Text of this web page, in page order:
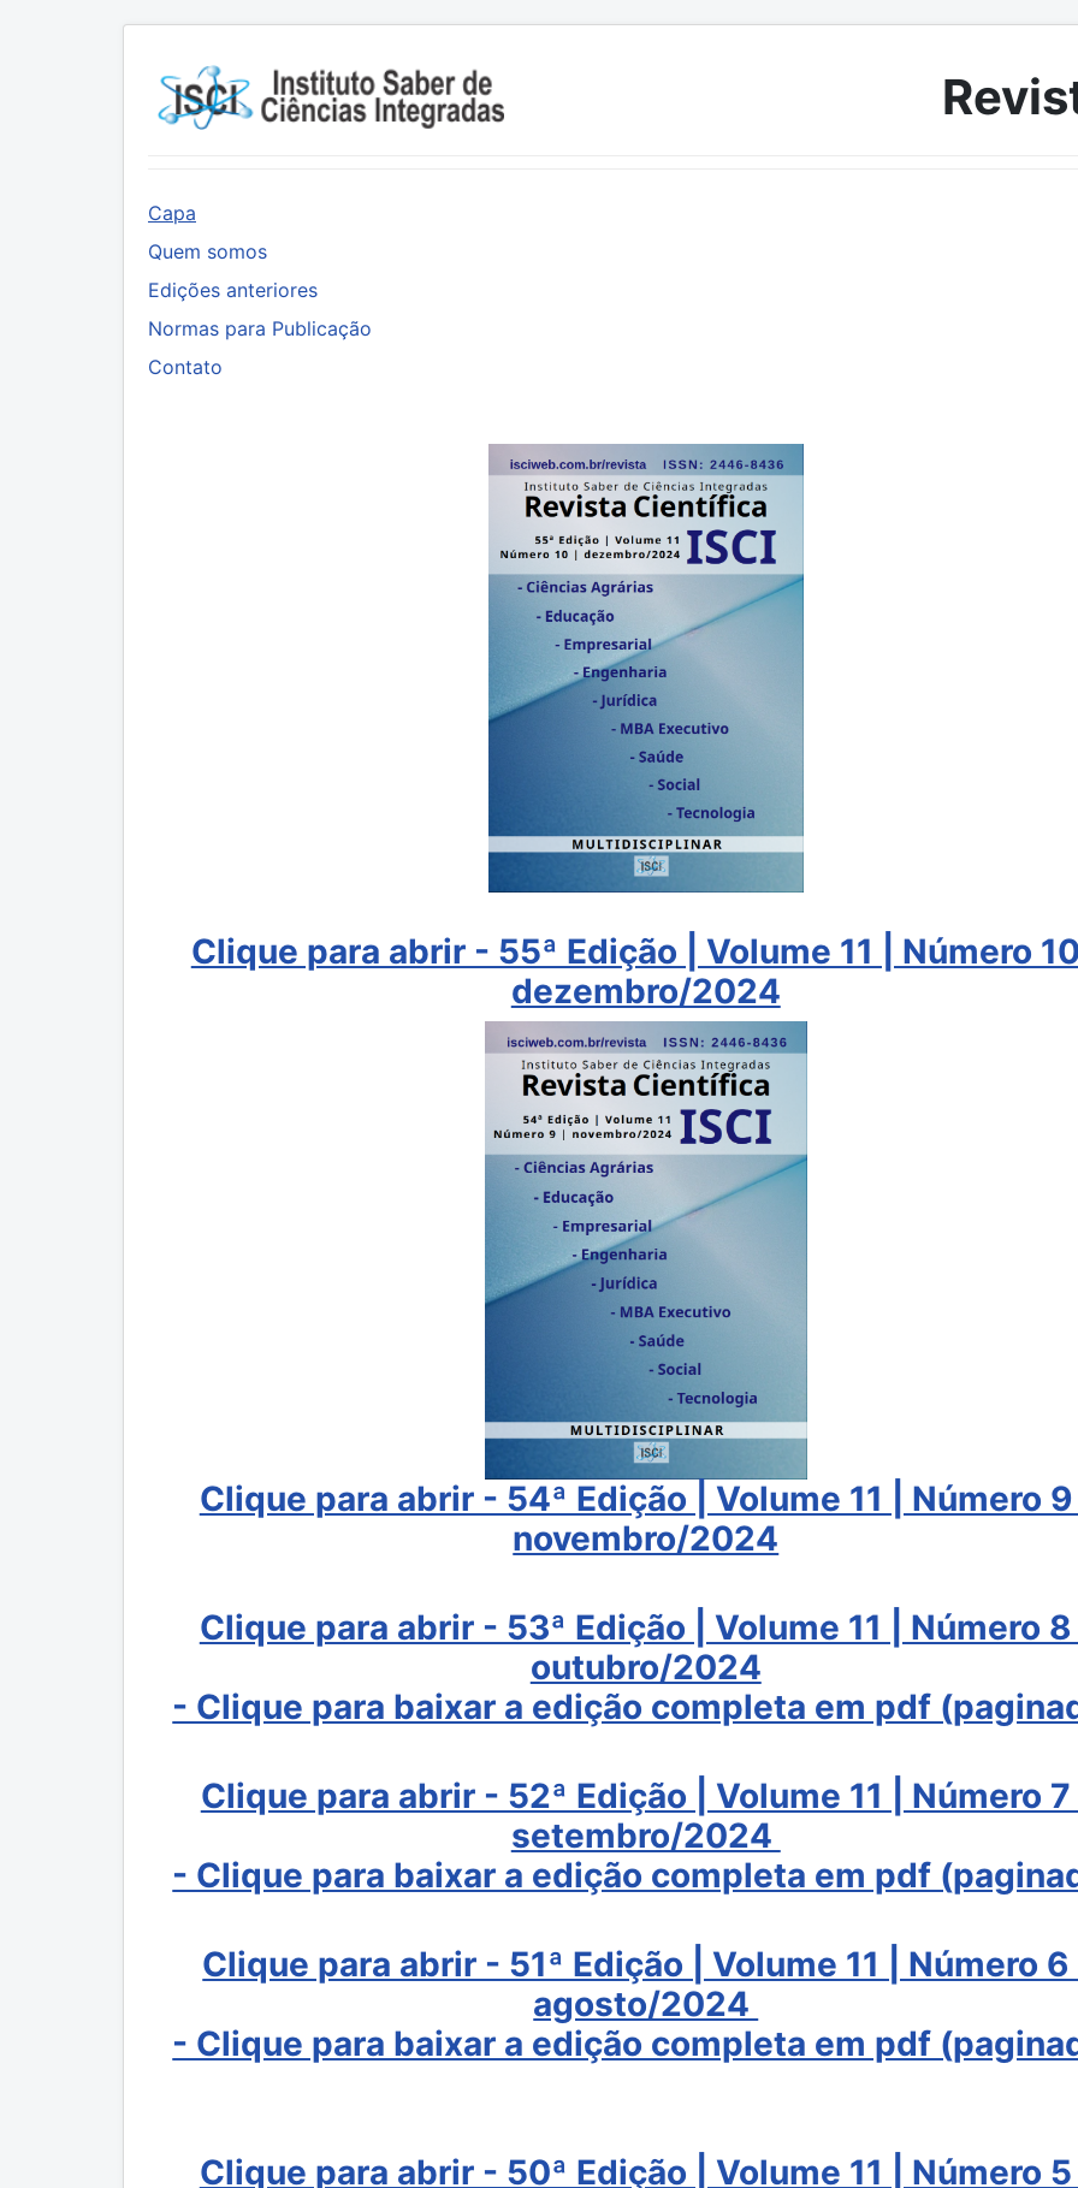
Capa
Quem somos
Edições anteriores
Normas para Publicação
Contato
Clique para abrir - 55ª Edição | Volume 11 | Número
dezembro/2024
Clique para abrir - 54ª Edição | Volume 11 | Número
novembro/2024
Clique para abrir - 53ª Edição | Volume 11 | Número
outubro/2024
- Clique para baixar a edição completa em pdf
Clique para abrir - 52ª Edição | Volume 11 | Número
setembro/2024
- Clique para baixar a edição completa em pdf
Clique para abrir - 51ª Edição | Volume 11 | Número 6
agosto/2024
- Clique para baixar a edição completa em pdf
Clique para abrir - 50ª Edição | Volume 11 | Número